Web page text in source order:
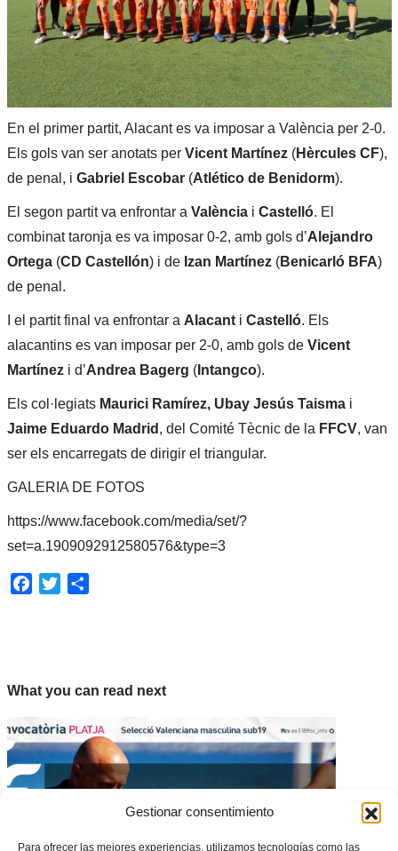
Gestionar consentimiento
Para ofrecer las mejores experiencias, utilizamos tecnologías como las
En el primer partit, Alacant es va imposar a València per 2-0.
Els gols van ser anotats per Vicent Martínez(Hèrcules CF),
de penal, i Gabriel Escobar (Atlético de Benidorm).
El segon partit va enfrontar a València i Castelló. El
combinat taronja es va imposar 0-2, amb gols d’Alejandro
Ortega(CD Castellón) i de Izan Martínez(Benicarló BFA)
de penal.
I el partit final va enfrontar a Alacant i Castelló. Els
alacantins es van imposar per 2-0, amb gols de Vicent
Martínezi d’Andrea Bagerg (Intangco).
Els col·legiats Maurici Ramírez, Ubay Jesús Taismai
Jaime Eduardo Madrid , del Comité Tècnic de la FFCV, van
ser els encarregats de dirigir el triangular.
GALERIA DE FOTOS
https://www.facebook.com/media/set/?
set=a.1909092912580576&type=3
Facebook
Twitter
What you can read next